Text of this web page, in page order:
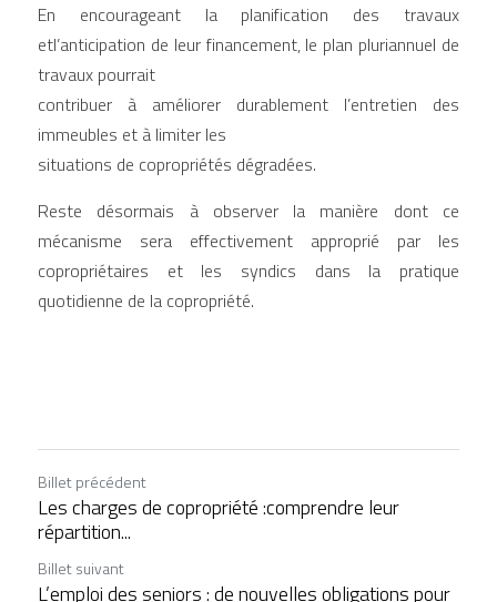
En encourageant la planification des travaux
etl’anticipation de leur financement, le plan pluriannuel de
travaux pourrait
contribuer à améliorer durablement l’entretien des
immeubles et à limiter les
situations de copropriétés dégradées.
Reste désormais à observer la manière dont ce
mécanisme sera effectivement approprié par les
copropriétaires et les syndics dans la pratique
quotidienne de la copropriété.
Billet précédent
Les charges de copropriété :comprendre leur
répartition...
Billet suivant
L’emploi des seniors : de nouvelles obligations pour